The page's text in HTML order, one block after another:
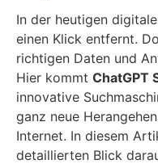
In der heutigen
einen Klick entfernt.
richtigen Daten und
Hier kommt ChatGPT
innovative
ganz neue
Internet. In diesem
detaillierten Blick